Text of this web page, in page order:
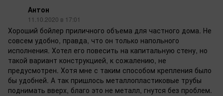
Антон
11.10.2020 в 17:01
Хороший бойлер приличного объема для частного дома. Не
совсем удобно, правда, что он только напольного
исполнения. Хотел его повесить на капитальную стену, но
такой вариант конструкцией, к сожалению, не
предусмотрен. Хотя мне с таким способом крепления было
бы удобней. А так пришлось металлопластиковые трубы
поднимать вверх, благо это не металл, гнутся без проблем.